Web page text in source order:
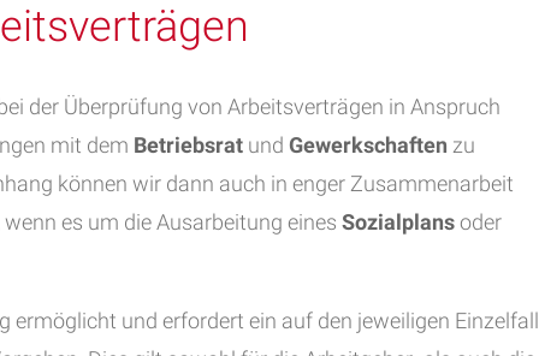
der Überprüfung von Arbeitsverträgen in Anspruch
mit dem Betriebsrat und Gewerkschaften zu
können wir dann auch in enger Zusammenarbeit
es um die Ausarbeitung eines Sozialplansoder
ermöglicht und erfordert ein auf den jeweiligen Einzelfall